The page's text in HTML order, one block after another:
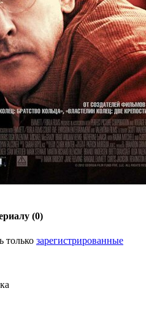
(0)
только зарегистрированные